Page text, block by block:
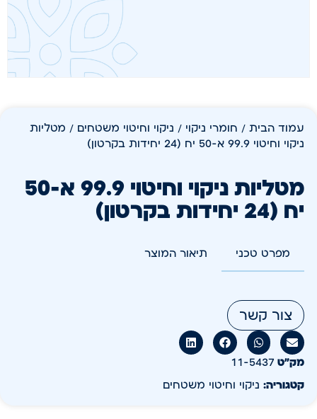
עמוד הבית / חומרי ניקוי / ניקוי וחיטוי משטחים / מטליות
ניקוי וחיטוי 99.9 א-50 יח (24 יחידות בקרטון)
מטליות ניקוי וחיטוי 99.9 א-50
יח (24 יחידות בקרטון)
מפרט טכני תיאור המוצר
צור קשר
מק״ט 11-5437
קטגוריה: ניקוי וחיטוי משטחים